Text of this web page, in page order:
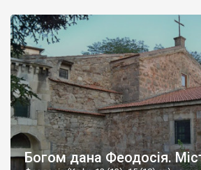
Богом дана Феодосія.